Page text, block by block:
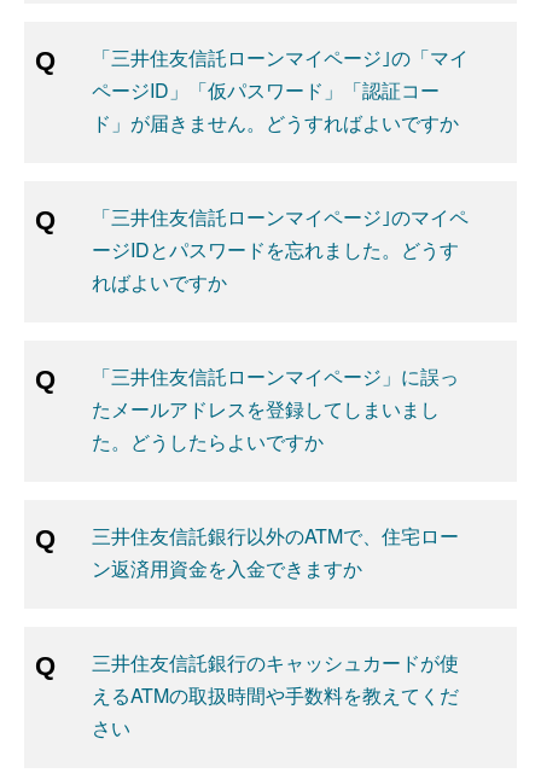
「三井住友信託ローンマイページ｣の「マイ
ページID」「仮パスワード」「認証コー
ド」が届きません。どうすればよいですか
「三井住友信託ローンマイページ｣のマイペ
ージIDとパスワードを忘れました。どうす
ればよいですか
「三井住友信託ローンマイページ」に誤っ
たメールアドレスを登録してしまいまし
た。どうしたらよいですか
三井住友信託銀行以外のATMで、住宅ロー
ン返済用資金を入金できますか
三井住友信託銀行のキャッシュカードが使
えるATMの取扱時間や手数料を教えてくだ
さい